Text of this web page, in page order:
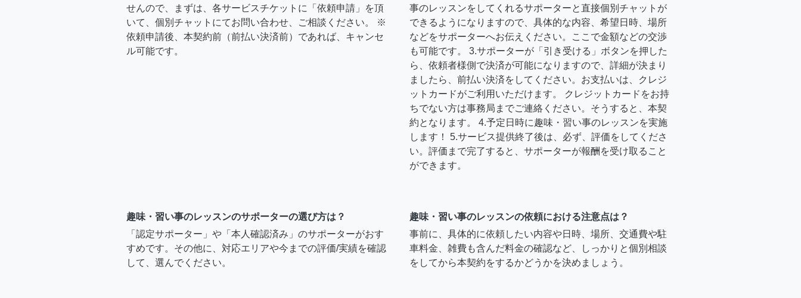
せんので、まずは、各サービスチケットに「依頼申請」を頂
いて、個別チャットにてお問い合わせ、ご相談ください。 ※
依頼申請後、本契約前（前払い決済前）であれば、キャンセ
ル可能です。
事のレッスンをしてくれるサポーターと直接個別チャットが
できるようになりますので、具体的な内容、希望日時、場所
などをサポーターへお伝えください。ここで金額などの交渉
も可能です。 3.サポーターが「引き受ける」ボタンを押した
ら、依頼者様側で決済が可能になりますので、詳細が決まり
ましたら、前払い決済をしてください。お支払いは、クレジ
ットカードがご利用いただけます。 クレジットカードをお持
ちでない方は事務局までご連絡ください。そうすると、本契
約となります。 4.予定日時に趣味・習い事のレッスンを実施
します！ 5.サービス提供終了後は、必ず、評価をしてくださ
い。評価まで完了すると、サポーターが報酬を受け取ること
ができます。
趣味・習い事のレッスンのサポーターの選び方は？
「認定サポーター」や「本人確認済み」のサポーターがおす
すめです。その他に、対応エリアや今までの評価/実績を確認
して、選んでください。
趣味・習い事のレッスンの依頼における注意点は？
事前に、具体的に依頼したい内容や日時、場所、交通費や駐
車料金、雑費も含んだ料金の確認など、しっかりと個別相談
をしてから本契約をするかどうかを決めましょう。